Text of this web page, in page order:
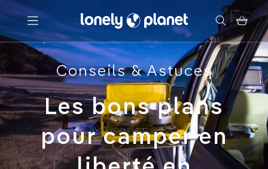
Menu
Votre recherche
Conseils & Astuces
Les bons plans
pour camper en